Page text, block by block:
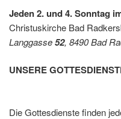
Jeden 2. und 4. Sonntag
Christuskirche Bad
Langgasse52, 8490 Bad
UNSERE
Die Gottesdienste finden